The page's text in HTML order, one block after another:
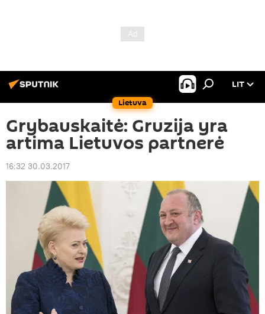
Lietuva
LIT
Grybauskaitė: Gruzija yra
artima Lietuvos partnerė
16:32 30.03.2017